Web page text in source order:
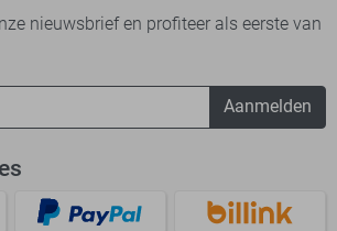
nieuwsbrief en profiteer als eerste van
Aanmelden